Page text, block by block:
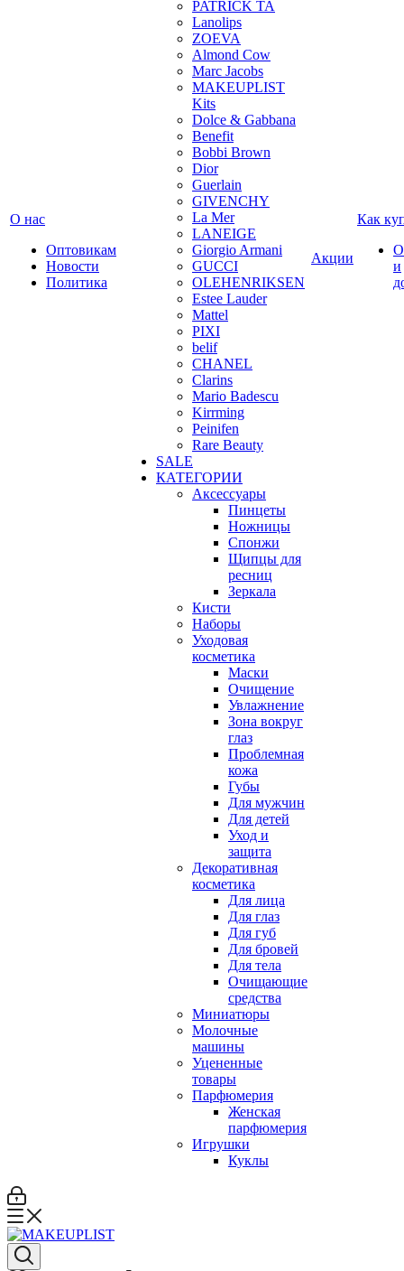
О нас
Оптовикам
Новости
Политика
PATRICK TA
Lanolips
ZOEVA
Almond Cow
Marc Jacobs
MAKEUPLIST
Kits
Dolce & Gabbana
Benefit
Bobbi Brown
Dior
Guerlain
GIVENCHY
La Mer
LANEIGE
Giorgio Armani
GUCCI
OLEHENRIKSEN
Estee Lauder
Mattel
PIXI
belif
CHANEL
Clarins
Mario Badescu
Kirrming
Peinifen
Rare Beauty
SALE
КАТЕГОРИИ
Аксессуары
Пинцеты
Ножницы
Спонжи
Щипцы для
ресниц
Зеркала
Кисти
Наборы
Уходовая
косметика
Маски
Очищение
Увлажнение
Зона вокруг
глаз
Проблемная
кожа
Губы
Для мужчин
Для детей
Уход и
защита
Декоративная
косметика
Для лица
Для глаз
Для губ
Для бровей
Для тела
Очищающие
средства
Миниатюры
Молочные
машины
Уцененные
товары
Парфюмерия
Женская
парфюмерия
Игрушки
Куклы
Акции
Как
и